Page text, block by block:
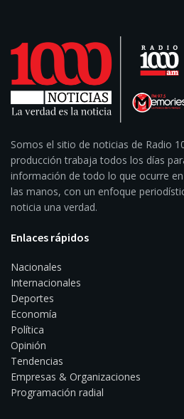
Somos el sitio de noticias de Radio
producción trabaja todos los días
información de todo lo que ocurre
las manos, con un enfoque
noticia una verdad.
Enlaces rápidos
Nacionales
Internacionales
Deportes
Economía
Política
Opinión
Tendencias
Empresas & Organizaciones
Programación radial